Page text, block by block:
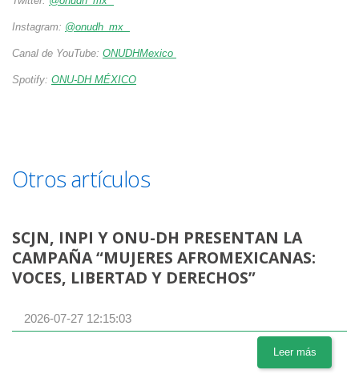
Instagram: @onudh_mx
Canal de YouTube: ONUDHMexico
Spotify: ONU-DH MÉXICO
Otros artículos
SCJN, INPI Y ONU-DH PRESENTAN LA
CAMPAÑA “MUJERES AFROMEXICANAS:
VOCES, LIBERTAD Y DERECHOS”
2026-07-27 12:15:03
Leer más